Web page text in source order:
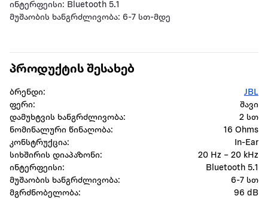
ინტერფეისი: Bluetooth 5.1
მუშაობის ხანგრძლივობა: 6-7 სთ-მდე
პროდუქტის შესახებ
ბრენდი:
JBL
ფერი:
შავი
დამუხტვის ხანგრძლივობა:
2 სთ
ნომინალური წინაღობა:
16 Ohms
კონსტრუქცია:
In-Ear
სიხშირის დიაპაზონი:
20 Hz – 20 kHz
ინტერფეისი:
Bluetooth 5.1
მუშაობის ხანგრძლივობა:
6-7 სთ
მგრძნობელობა:
96 dB